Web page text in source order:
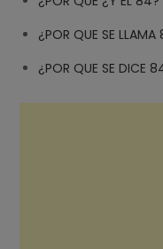
¿POR QUE SE
¿POR QUE SE DICE